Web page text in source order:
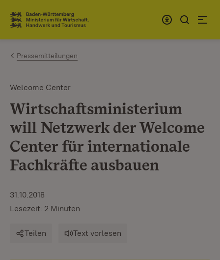
Zum Inhalt springen
Link zur Startseite
Pressemitteilungen
Welcome Center
Wirtschaftsministerium
will Netzwerk der Welcome
Center für internationale
Fachkräfte ausbauen
31.10.2018
Lesezeit: 2 Minuten
Teilen Text vorlesen